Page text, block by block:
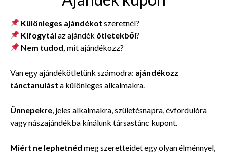
Különleges ajándékot szeretnél?
Kifogytálaz ajándék ötletekből?
Nem tudod,mit ajándékozz?
Van egy ajándékötletünk számodra: ajándékozz
tánctanulást a különleges alkalmakra.
Ünnepekre, jeles alkalmakra, születésnapra, évfordulóra
vagy nászajándékba kínálunk társastánc kupont.
Miért ne lephetnéd meg szeretteidet egy olyan élménnyel,